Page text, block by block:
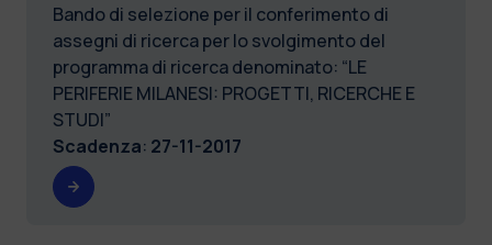
Bando di selezione per il conferimento di
assegni di ricerca per lo svolgimento del
programma di ricerca denominato: “LE
PERIFERIE MILANESI: PROGETTI, RICERCHE E
STUDI”
Scadenza: 27-11-2017